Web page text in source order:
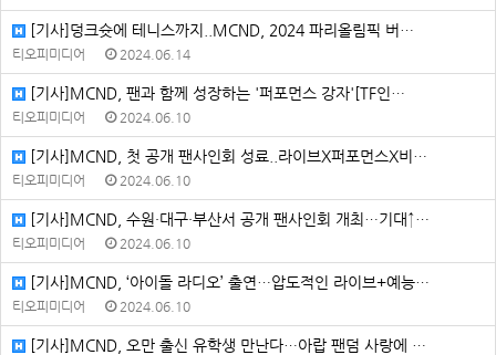
[기사]덩크슛에 테니스까지..MCND, 2024 파리올림픽 버…
티오피미디어 2024.06.14
[기사]MCND, 팬과 함께 성장하는 '퍼포먼스 강자'[TF인…
티오피미디어 2024.06.10
[기사]MCND, 첫 공개 팬사인회 성료..라이브X퍼포먼스X비…
티오피미디어 2024.06.10
[기사]MCND, 수원·대구·부산서 공개 팬사인회 개최…기대↑…
티오피미디어 2024.06.10
[기사]MCND, ‘아이돌 라디오’ 출연…압도적인 라이브+예능…
티오피미디어 2024.06.10
[기사]MCND, 오만 출신 유학생 만난다…아랍 팬덤 사랑에 …